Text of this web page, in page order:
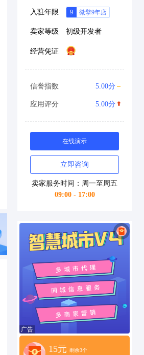
入驻年限
卖家等级 初级开发者
经营凭证
信誉指数 5.00分
应用评分 5.00分
在线演示
立即咨询
卖家服务时间：周一至周五
09:00 - 17:00
15元 剩余3个